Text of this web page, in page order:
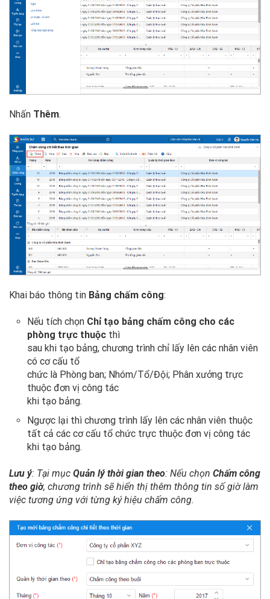
Nhấn Thêm.
Khai báo thông tin Bảng chấm công:
Nếu tích chọn Chỉ tạo bảng chấm công cho các
phòng trực thuộc thì
sau khi tạo bảng, chương trình chỉ lấy lên các nhân viên
có cơ cấu tổ
chức là Phòng ban; Nhóm/Tổ/Đội; Phân xưởng trực
thuộc đơn vị công tác
khi tạo bảng.
Ngược lại thì chương trình lấy lên các nhân viên thuộc
tất cả các cơ cấu tổ chức trực thuộc đơn vị công tác
khi tạo bảng.
Lưu ý: Tại mục Quản lý thời gian theo: Nếu chọn Chấm công
theo giờ, chương trình sẽ hiển thị thêm thông tin số giờ làm
việc tương ứng với từng ký hiệu chấm công.